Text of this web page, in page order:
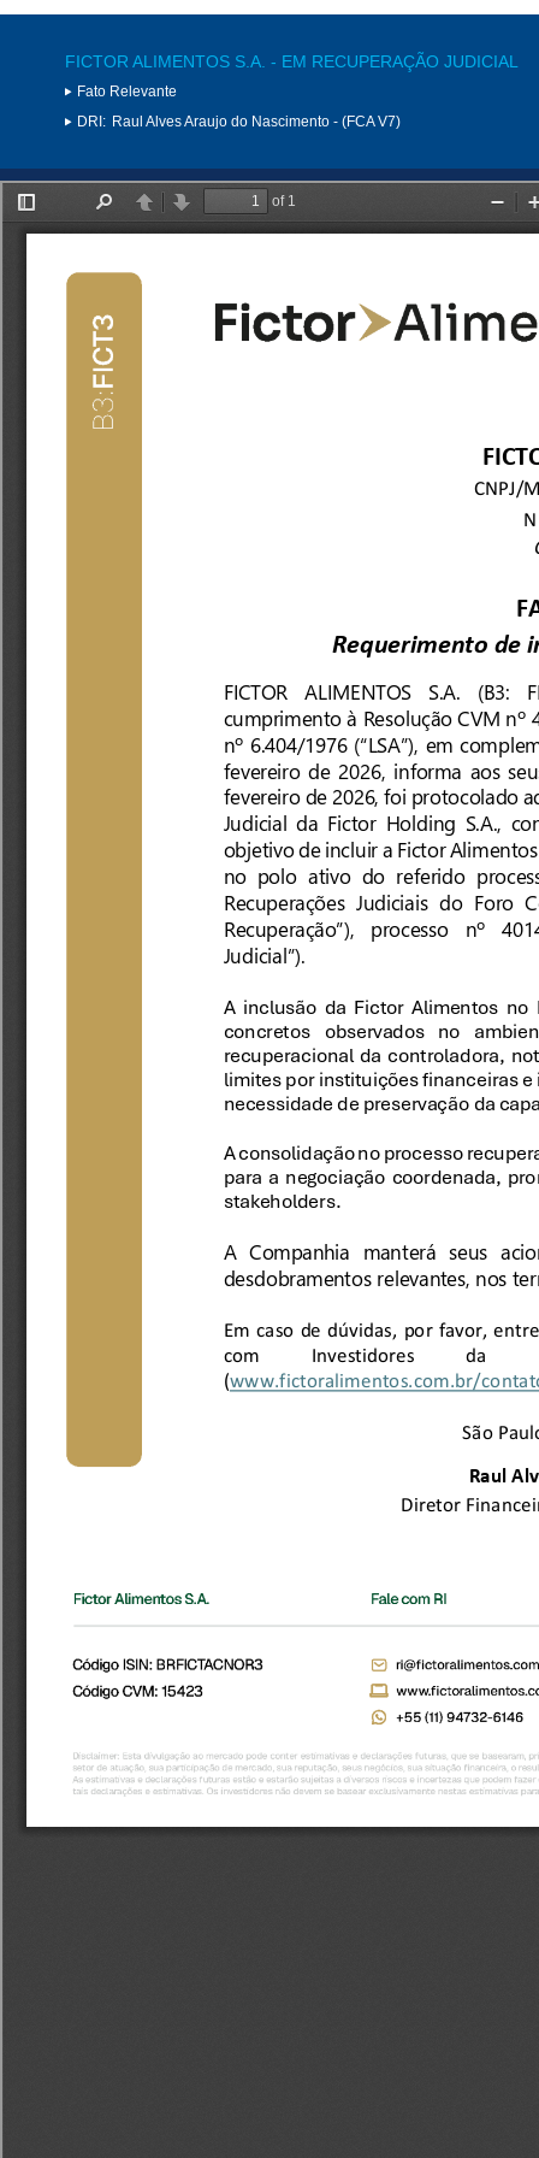
FICTOR ALIMENTOS S.A. - EM RECUPERAÇÃO JUDICIAL
Fato Relevante
DRI: Raul Alves Araujo do Nascimento - (FCA V7)